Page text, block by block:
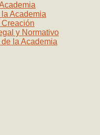
Academia
y Normativo
la Academia